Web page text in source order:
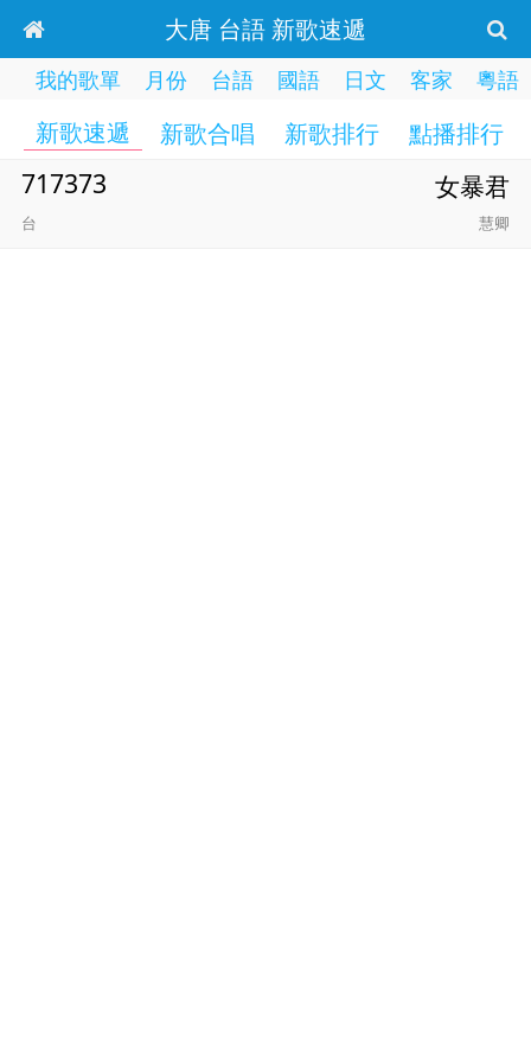
大唐 台語 新歌速遞
我的歌單 月份 台語 國語 日文 客家 粵語
新歌速遞 新歌合唱 新歌排行 點播排行
717373 女暴君
台 慧卿